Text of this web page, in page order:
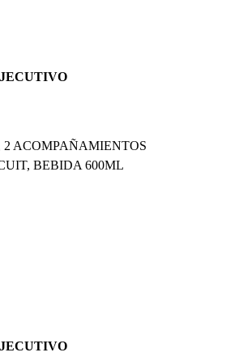
2 ACOMPAÑAMIENTOS
BEBIDA 600ML